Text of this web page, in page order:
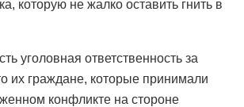
которую не жалко оставить гнить в
уголовная ответственность за
их граждане, которые принимали
конфликте на стороне